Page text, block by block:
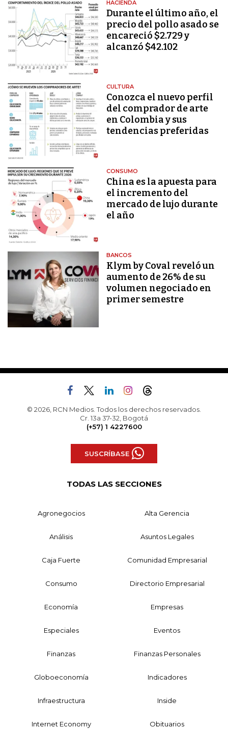
HACIENDA
Durante el último año, el
precio del pollo asado se
encareció $2.729 y
alcanzó $42.102
CULTURA
Conozca el nuevo perfil
del comprador de arte
en Colombia y sus
tendencias preferidas
CONSUMO
China es la apuesta para
el incremento del
mercado de lujo durante
el año
BANCOS
Klym by Coval reveló un
aumento de 26% de su
volumen negociado en
primer semestre
© 2026, RCN Medios. Todos los derechos reservados.
Cr. 13a 37-32, Bogotá
(+57) 1 4227600
SUSCRÍBASE
TODAS LAS SECCIONES
Agronegocios Alta Gerencia
Análisis Asuntos Legales
Caja Fuerte Comunidad Empresarial
Consumo Directorio Empresarial
Economía Empresas
Especiales Eventos
Finanzas Finanzas Personales
Globoeconomía Indicadores
Infraestructura Inside
Internet Economy Obituarios